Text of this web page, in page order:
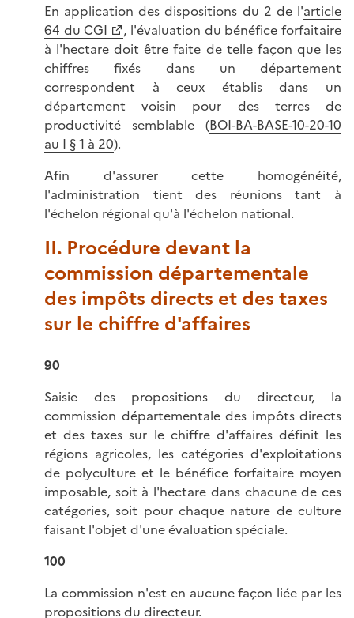
En application des dispositions du 2 de l'article
64 du CGI
, l'évaluation du bénéfice forfaitaire
à l'hectare doit être faite de telle façon que les
chiffres fixés dans un département
correspondent à ceux établis dans un
département voisin pour des terres de
productivité semblable (BOI-BA-BASE-10-20-10
au I § 1 à 20).
Afin d'assurer cette homogénéité,
l'administration tient des réunions tant à
l'échelon régional qu'à l'échelon national.
II. Procédure devant la
commission départementale
des impôts directs et des taxes
sur le chiffre d'affaires
90
Saisie des propositions du directeur, la
commission départementale des impôts directs
et des taxes sur le chiffre d'affaires définit les
régions agricoles, les catégories d'exploitations
de polyculture et le bénéfice forfaitaire moyen
imposable, soit à l'hectare dans chacune de ces
catégories, soit pour chaque nature de culture
faisant l'objet d'une évaluation spéciale.
100
La commission n'est en aucune façon liée par les
propositions du directeur.